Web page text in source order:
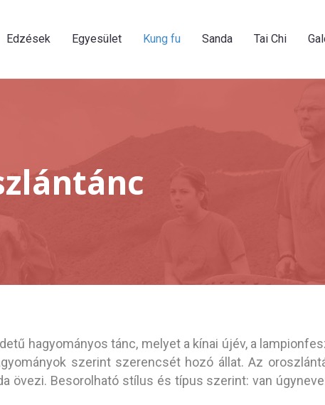
Edzések Egyesület Kung fu Sanda Tai Chi
hagyományos tánc, melyet a kínai újév, a
szerint szerencsét hozó állat. Az
övezi. Besorolható stílus és típus szerint: van